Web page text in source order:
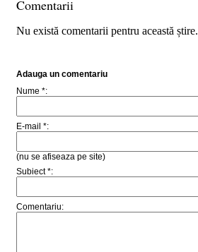
Comentarii
Nu există comentarii pentru această știre.
Adauga un comentariu
Nume *:
E-mail *:
(nu se afiseaza pe site)
Subiect *:
Comentariu: